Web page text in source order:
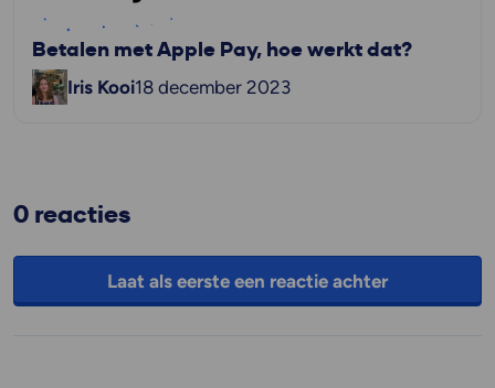
Betalen met Apple Pay, hoe werkt dat?
Iris Kooi18 december 2023
0 reacties
Laat als eerste een reactie achter